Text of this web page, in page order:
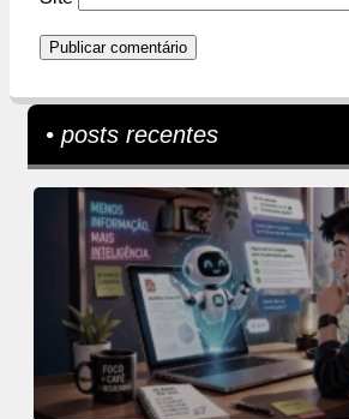
• posts recentes